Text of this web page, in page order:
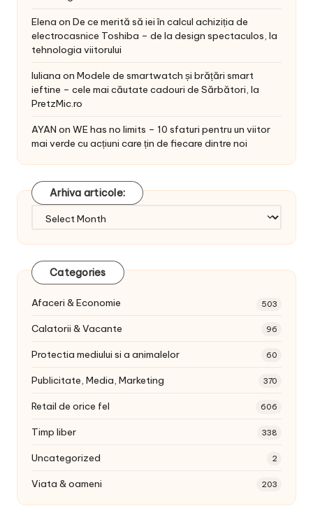
Elena on De ce merită să iei în calcul achiziția de
electrocasnice Toshiba – de la design spectaculos, la
tehnologia viitorului
Iuliana on Modele de smartwatch și brățări smart
ieftine – cele mai căutate cadouri de Sărbători, la
PretzMic.ro
AYAN on WE has no limits – 10 sfaturi pentru un viitor
mai verde cu acțiuni care țin de fiecare dintre noi
Arhiva articole:
Categories
Afaceri & Economie 503
Calatorii & Vacante 96
Protectia mediului si a animalelor 60
Publicitate, Media, Marketing 370
Retail de orice fel 606
Timp liber 338
Uncategorized 2
Viata & oameni 203